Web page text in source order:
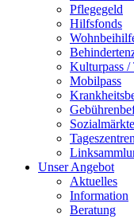
Pflegegeld
Hilfsfonds
Kulturpass /
Mobilpass
Sozialmärkte
Unser Angebot
Aktuelles
Information
Beratung